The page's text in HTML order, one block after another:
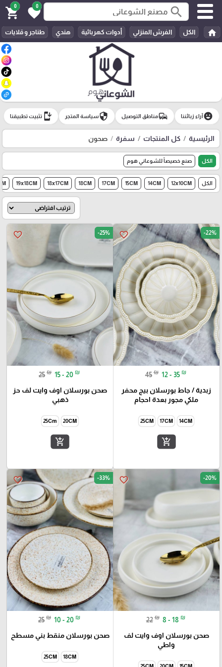
search
0
favorite
0
shopping_cart
home الكل الفرش المنزلي أدوات كهربائية هندي طناجر و قلايات
emoji_emotionsآراء زبائننا commuteمناطق التوصيل securityسياسة المتجر install_mobile تثبيت تطبيقنا
الرئيسية كل المنتجات سفرة صحون
الكل صنع خصيصاً للشوعاني هوم
الكل 12x10CM
14CM
15CM
17CM
18CM
18x17CM
19x18CM
favorite_border -22%
45 ₪ 12 - 35 ₪
زبدية / جاط بورسلان بيج محفر
ملكي مجور بعدة احجام
14CM
17CM
25CM
add_shopping_cart
favorite_border -25%
25 ₪ 15 - 20 ₪
صحن بورسلان اوف وايت لف حز
ذهبي
20CM
25Cm
add_shopping_cart
favorite_border -20%
22 ₪ 8 - 18 ₪
صحن بورسلان اوف وايت لف
واطي
15CM
20CM
25CM
favorite_border -33%
25 ₪ 10 - 20 ₪
صحن بورسلان منقط بني مسطح
18CM
25CM